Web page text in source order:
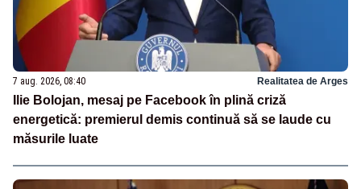
7 aug. 2026, 08:40 Realitatea de Arges
Ilie Bolojan, mesaj pe Facebook în plină criză
energetică: premierul demis continuă să se laude cu
măsurile luate